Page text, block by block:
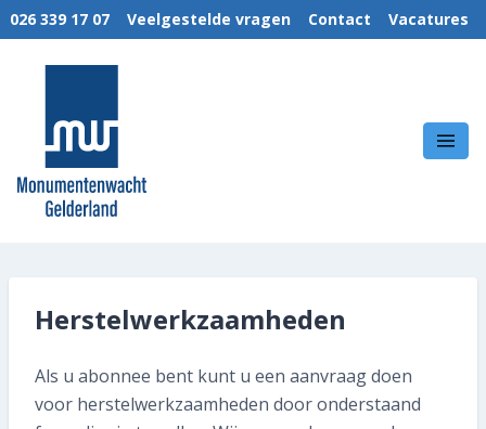
026 339 17 07 Veelgestelde vragen Contact Vacatures
MonumentenWacht Gelderland
Herstelwerkzaamheden
Als u abonnee bent kunt u een aanvraag doen
voor herstelwerkzaamheden door onderstaand
MENU
Wie we zijn
Wat we doen
Nieuws
Links